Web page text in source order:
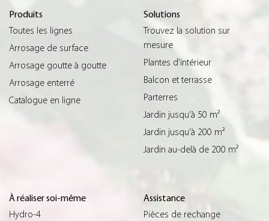
Produits
Toutes les lignes
Arrosage de surface
Arrosage goutte à goutte
Arrosage enterré
Catalogue en ligne
Solutions
Trouvez la solution sur
mesure
Plantes d’intérieur
Balcon et terrasse
Parterres
Jardin jusqu’à 50 m²
Jardin jusqu’à 200 m²
Jardin au-delà de 200 m²
À réaliser soi-même
Hydro-4
Assistance
Pièces de rechange